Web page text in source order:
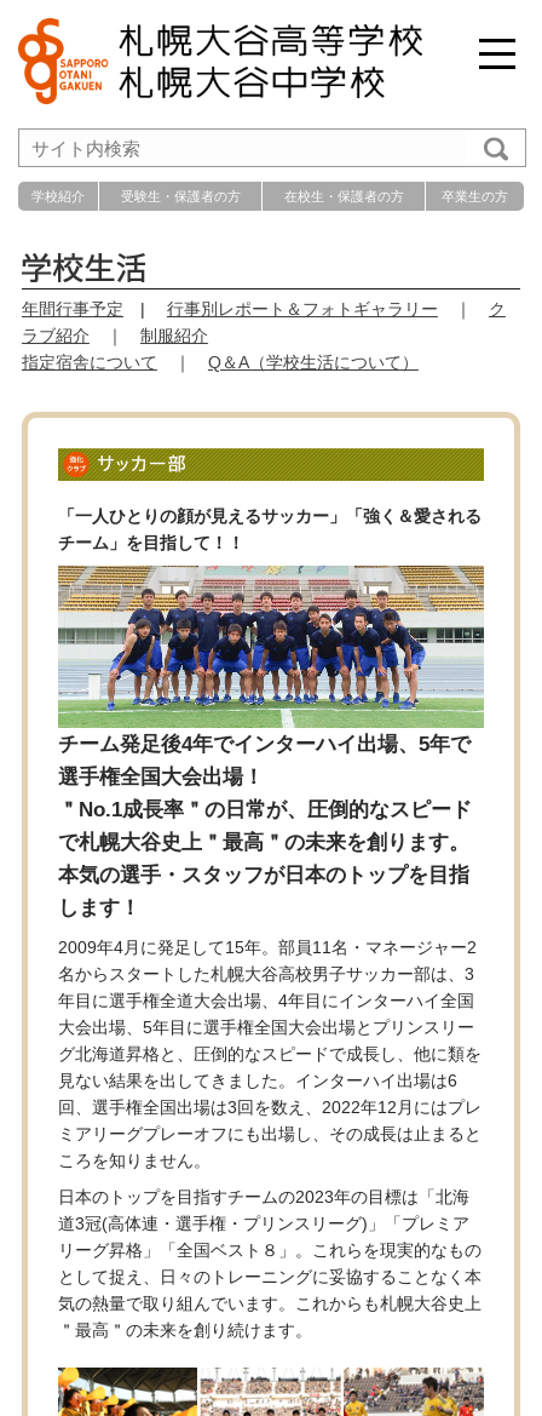
学校紹介 受験生・保護者の方 在校生・保護者の方 卒業生の方
年間行事予定 | 行事別レポート＆フォトギャラリー ｜ ク
ラブ紹介 ｜ 制服紹介
指定宿舎について
｜ Q＆A（学校生活について）
「一人ひとりの顔が見えるサッカー」「強く＆愛される
チーム」を目指して！！
チーム発足後4年でインターハイ出場、5年で
選手権全国大会出場！
＂No.1成長率＂の日常が、圧倒的なスピード
で札幌大谷史上＂最高＂の未来を創ります。
本気の選手・スタッフが日本のトップを目指
します！
2009年4月に発足して15年。部員11名・マネージャー2
名からスタートした札幌大谷高校男子サッカー部は、3
年目に選手権全道大会出場、4年目にインターハイ全国
大会出場、5年目に選手権全国大会出場とプリンスリー
グ北海道昇格と、圧倒的なスピードで成長し、他に類を
見ない結果を出してきました。インターハイ出場は6
回、選手権全国出場は3回を数え、2022年12月にはプレ
ミアリーグプレーオフにも出場し、その成長は止まると
ころを知りません。
日本のトップを目指すチームの2023年の目標は「北海
道3冠(高体連・選手権・プリンスリーグ)」「プレミア
リーグ昇格」「全国ベスト８」。これらを現実的なもの
として捉え、日々のトレーニングに妥協することなく本
気の熱量で取り組んでいます。これからも札幌大谷史上
＂最高＂の未来を創り続けます。